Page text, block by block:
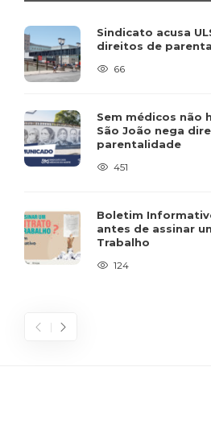
Sindicato acusa
direitos de
66
Sem médicos não
São João nega
parentalidade
451
Boletim
antes de assinar
Trabalho
124